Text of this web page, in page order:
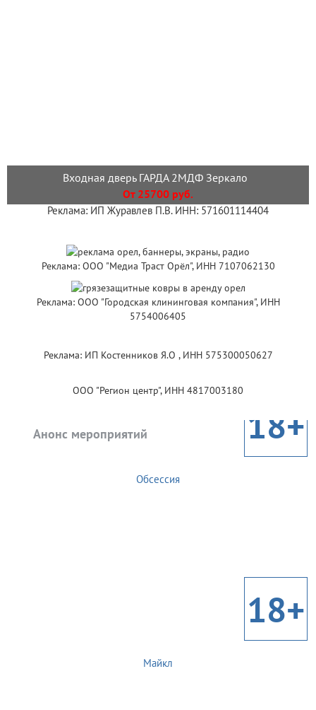
Входная дверь ГАРДА 2МДФ Зеркало
От 25700 руб.
Реклама: ИП Журавлев П.В. ИНН: 571601114404
Реклама: ООО "Медиа Траст Орёл", ИНН 7107062130
Реклама: ООО "Городская клининговая компания", ИНН
5754006405
Реклама: ИП Костенников Я.О , ИНН 575300050627
ООО "Регион центр", ИНН 4817003180
Анонс мероприятий 18+
Обсессия
18+
Майкл